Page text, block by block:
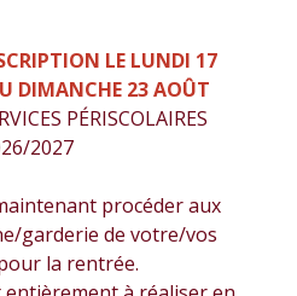
LE LUNDI 17
DIMANCHE 23 AOÛT
PÉRISCOLAIRES
2027
procéder aux
garderie de votre/vos
la rentrée.